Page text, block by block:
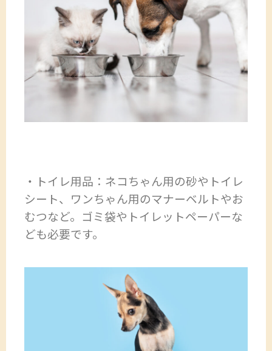
・トイレ用品：ネコちゃん用の砂やトイレ
シート、ワンちゃん用のマナーベルトやお
むつなど。ゴミ袋やトイレットペーパーな
ども必要です。